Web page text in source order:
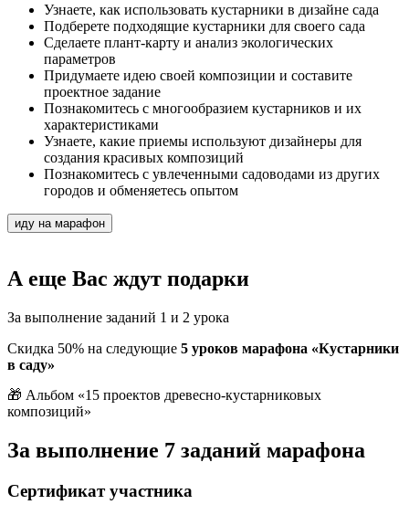
Узнаете, как использовать кустарники в дизайне сада
Подберете подходящие кустарники для своего сада
Сделаете плант-карту и анализ экологических
параметров
Придумаете идею своей композиции и составите
проектное задание
Познакомитесь с многообразием кустарников и их
характеристиками
Узнаете, какие приемы используют дизайнеры для
создания красивых композиций
Познакомитесь с увлеченными садоводами из других
городов и обменяетесь опытом
иду на марафон
А еще Вас ждут подарки
За выполнение заданий 1 и 2 урока
Скидка 50% на следующие 5 уроков марафона «Кустарники
в саду»
🎁 Альбом «15 проектов древесно-кустарниковых
композиций»
За выполнение 7 заданий марафона
Сертификат участника